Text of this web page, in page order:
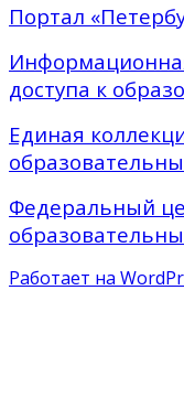
Портал
доступа к
Единая
Федеральный
Работает на